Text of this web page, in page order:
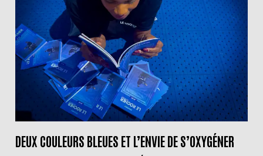
DEUX COULEURS BLEUES ET L’ENVIE DE S’OXYGÉNER